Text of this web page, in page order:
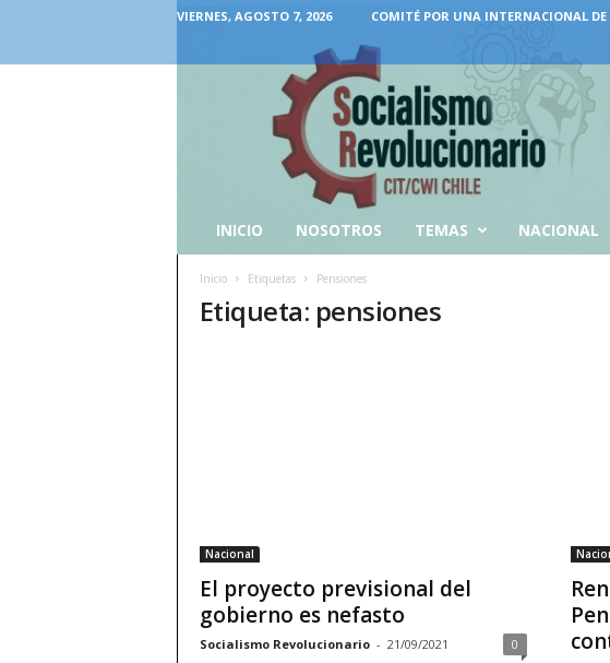
VIERNES, AGOSTO 7, 2026 COMITÉ POR UNA INTERNACIONAL DE
INICIO NOSOTROS TEMAS NACIONAL
Inicio Etiquetas Pensiones
Etiqueta: pensiones
Nacional
El proyecto previsional del
gobierno es nefasto
Socialismo Revolucionario - 21/09/2021 0